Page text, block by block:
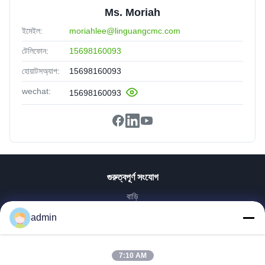
Ms. Moriah
ইমেইল: moriahlee@linguangcmc.com
টেলিফোন: 15698160093
হোয়াটসঅ্যাপ: 15698160093
wechat: 15698160093
গুরুত্বপূর্ণ সংযোগ
বাড়ি
কারখানা ভ্রমণ
admin
7:10 AM